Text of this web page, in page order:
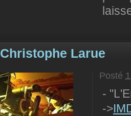
Christophe Larue
Posté
-
->